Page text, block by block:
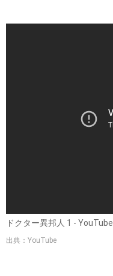
ドクター異邦人 1 - YouTube
出典：YouTube